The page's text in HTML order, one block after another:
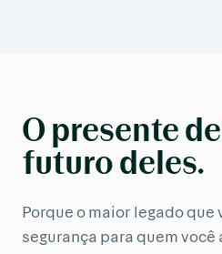
O presente
futuro deles.
Porque o maior legado
segurança para quem você